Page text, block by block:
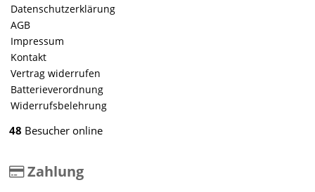
Datenschutzerklärung
AGB
Impressum
Kontakt
Vertrag widerrufen
Batterieverordnung
Widerrufsbelehrung
48 Besucher online
Zahlung